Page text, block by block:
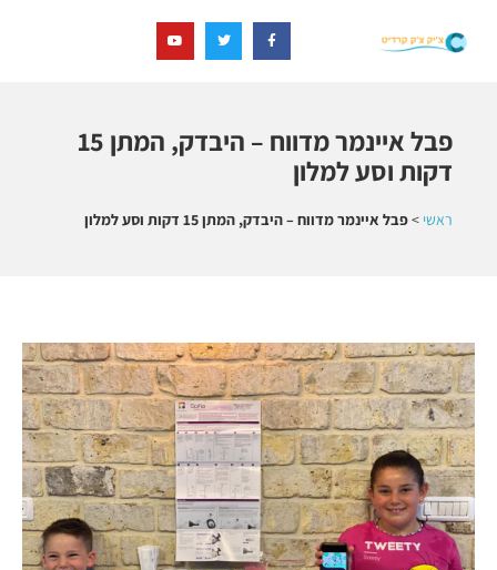
פבל איינמר מדווח – היבדק, המתן 15
דקות וסע למלון
ראשי >פבל איינמר מדווח – היבדק, המתן 15 דקות וסע למלון